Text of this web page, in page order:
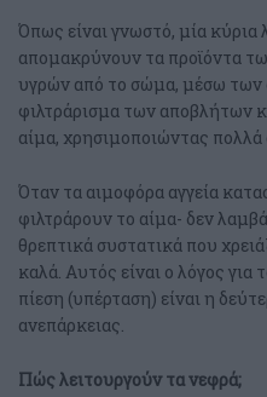
CHOOSE YOUR LANGUAGE
FOLLOW US ON FACEBOOK
Όπως είναι γνωστό, μία κύρια
απομακρύνουν τα προϊόντα
υγρών από το σώμα, μέσω
φιλτράρισμα των αποβλήτων
αίμα, χρησιμοποιώντας πολλά
Όταν τα αιμοφόρα αγγεία
φιλτράρουν το αίμα- δεν
θρεπτικά συστατικά που
καλά. Αυτός είναι ο λόγος
πίεση (υπέρταση) είναι η
ανεπάρκειας.
Πώς λειτουργούν τα νεφρά;